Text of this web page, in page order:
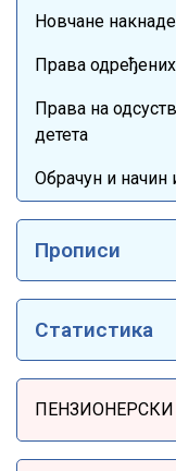
Новчане накнаде
Права одређених
Права на
детета
Обрачун и начин
Прописи
Статистика